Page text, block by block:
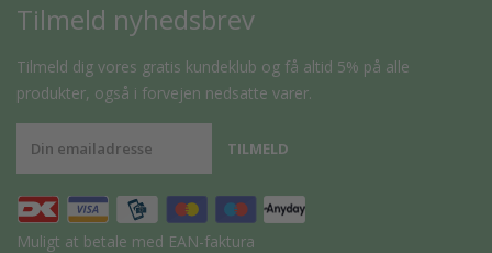
Tilmeld nyhedsbrev
Tilmeld dig vores gratis kundeklub og få altid 5% på alle
produkter, også i forvejen nedsatte varer.
Muligt at betale med EAN-faktura